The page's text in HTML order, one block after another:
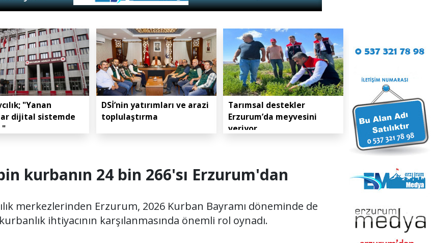
"Yanan
dijital sistemde
DSİ’nin yatırımları ve arazi
toplulaştırma
Tarımsal destekler
Erzurum’da meyvesini
veriyor
kurbanın 24 bin 266'sı Erzurum'dan
merkezlerinden Erzurum, 2026 Kurban Bayramı döneminde de
ihtiyacının karşılanmasında önemli rol oynadı.